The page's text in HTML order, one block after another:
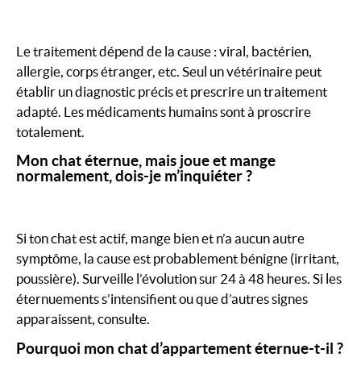
Le traitement dépend de la cause : viral, bactérien,
allergie, corps étranger, etc. Seul un vétérinaire peut
établir un diagnostic précis et prescrire un traitement
adapté. Les médicaments humains sont à proscrire
totalement.
Mon chat éternue, mais joue et mange
normalement, dois-je m’inquiéter ?
Si ton chat est actif, mange bien et n’a aucun autre
symptôme, la cause est probablement bénigne (irritant,
poussière). Surveille l’évolution sur 24 à 48 heures. Si les
éternuements s’intensifient ou que d’autres signes
apparaissent, consulte.
Pourquoi mon chat d’appartement éternue-t-il ?